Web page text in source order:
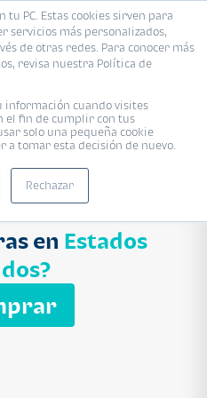
tu PC. Estas cookies sirven para
servicios más personalizados,
de otras redes. Para conocer más
revisa nuestra Política de
información cuando visites
el fin de cumplir con tus
solo una pequeña cookie
a tomar esta decisión de nuevo.
Rechazar
Inmobiliaria
Buscar
en Estados